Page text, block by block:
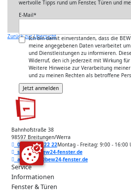
Zurück zur Übersicht
wertvolle Tipps rund um Fenster, Türen und
E-Mail*
Ich bin damit einverstanden, dass die
meine angegebenen Daten verarbeitet
und Dienstleistungen zu informieren.
Widerruf, den ich jederzeit mit Wirkung
Weitere Hinweise zur Verarbeitung
und zu meinen Rechten als betroffene
Bahnhofstraße 38
98597 Breitungen/Werra
036848 40 22 22Montag - Freitag: 9:00 - 16:00
service@bew24-fenster.de
angebote@bew24-fenster.de
Service
Informationen
Fenster & Türen